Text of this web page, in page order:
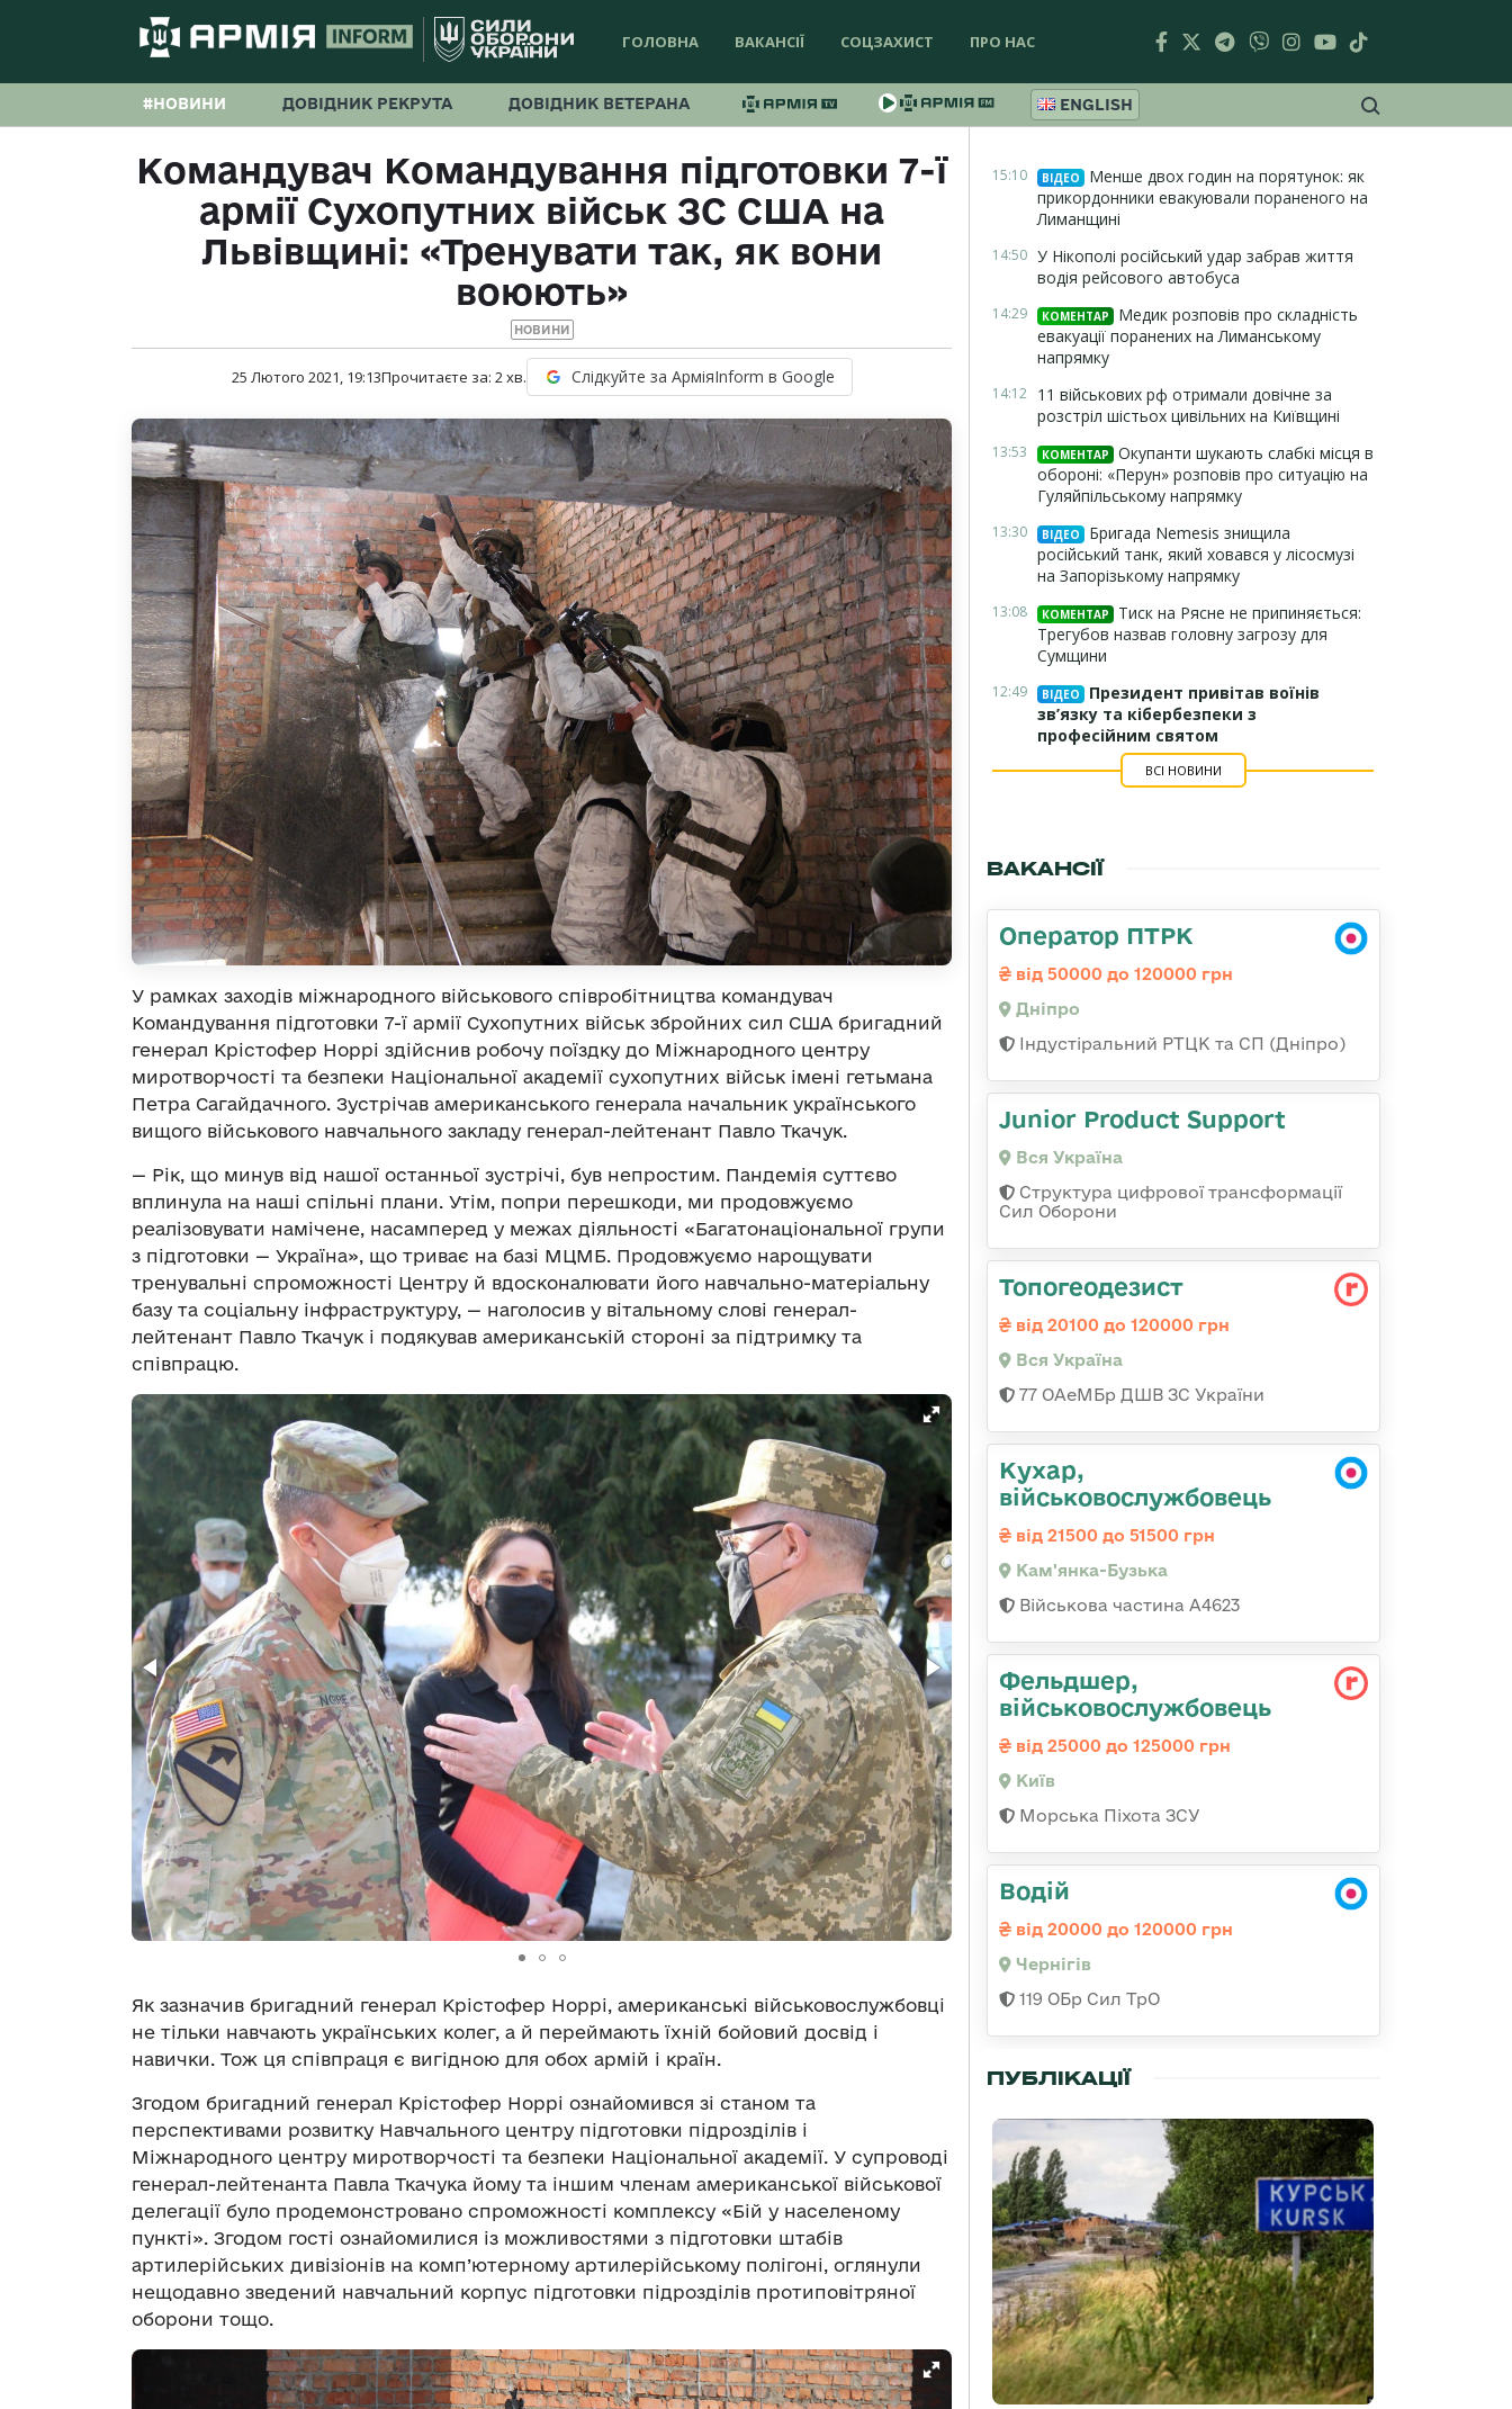
ГОЛОВНА ВАКАНСІЇ СОЦЗАХИСТ ПРО НАС
#НОВИНИ ДОВІДНИК РЕКРУТА ДОВІДНИК ВЕТЕРАНА ENGLISH
Командувач Командування підготовки 7-ї
армії Сухопутних військ ЗС США на
Львівщині: «Тренувати так, як вони
воюють»
НОВИНИ
25 Лютого 2021, 19:13Прочитаєте за: 2хв. Слідкуйте за АрміяInform в Google
У рамках заходів міжнародного військового співробітництва командувач
Командування підготовки 7-ї армії Сухопутних військ збройних сил США бригадний
генерал Крістофер Норрі здійснив робочу поїздку до Міжнародного центру
миротворчості та безпеки Національної академії сухопутних військ імені гетьмана
Петра Сагайдачного. Зустрічав американського генерала начальник українського
вищого військового навчального закладу генерал-лейтенант Павло Ткачук.
— Рік, що минув від нашої останньої зустрічі, був непростим. Пандемія суттєво
вплинула на наші спільні плани. Утім, попри перешкоди, ми продовжуємо
реалізовувати намічене, насамперед у межах діяльності «Багатонаціональної групи
з підготовки — Україна», що триває на базі МЦМБ. Продовжуємо нарощувати
тренувальні спроможності Центру й вдосконалювати його навчально-матеріальну
базу та соціальну інфраструктуру, — наголосив у вітальному слові генерал-
лейтенант Павло Ткачук і подякував американській стороні за підтримку та
співпрацю.
Як зазначив бригадний генерал Крістофер Норрі, американські військовослужбовці
не тільки навчають українських колег, а й переймають їхній бойовий досвід і
навички. Тож ця співпраця є вигідною для обох армій і країн.
Згодом бригадний генерал Крістофер Норрі ознайомився зі станом та
перспективами розвитку Навчального центру підготовки підрозділів і
Міжнародного центру миротворчості та безпеки Національної академії. У супроводі
генерал-лейтенанта Павла Ткачука йому та іншим членам американської військової
делегації було продемонстровано спроможності комплексу «Бій у населеному
пункті». Згодом гості ознайомилися із можливостями з підготовки штабів
артилерійських дивізіонів на комп’ютерному артилерійському полігоні, оглянули
нещодавно зведений навчальний корпус підготовки підрозділів протиповітряної
оборони тощо.
15:10 ВІДЕО
Менше двох годин на порятунок: як
прикордонники евакуювали пораненого на
Лиманщині
14:50 У Нікополі російський удар забрав життя
водія рейсового автобуса
14:29 КОМЕНТАР
Медик розповів про складність
евакуації поранених на Лиманському
напрямку
14:12 11 військових рф отримали довічне за
розстріл шістьох цивільних на Київщині
13:53 КОМЕНТАР
Окупанти шукають слабкі місця в
обороні: «Перун» розповів про ситуацію на
Гуляйпільському напрямку
13:30 ВІДЕО
Бригада Nemesis знищила
російський танк, який ховався у лісосмузі
на Запорізькому напрямку
13:08 КОМЕНТАР
Тиск на Рясне не припиняється:
Трегубов назвав головну загрозу для
Сумщини
12:49 ВІДЕО
Президент привітав воїнів
зв’язку та кібербезпеки з
професійним святом
ВСІ НОВИНИ
ВАКАНСІЇ
Оператор ПТРК
від 50000 до 120000 грн
Дніпро
Індустіральний РТЦК та СП (Дніпро)
Junior Product Support
Вся Україна
Структура цифрової трансформації
Сил Оборони
Топогеодезист
від 20100 до 120000 грн
Вся Україна
77 ОАеМБр ДШВ ЗС України
Кухар,
військовослужбовець
від 21500 до 51500 грн
Кам'янка-Бузька
Військова частина А4623
Фельдшер,
військовослужбовець
від 25000 до 125000 грн
Київ
Морська Піхота ЗСУ
Водій
від 20000 до 120000 грн
Чернігів
119 ОБр Сил ТрО
ПУБЛІКАЦІЇ